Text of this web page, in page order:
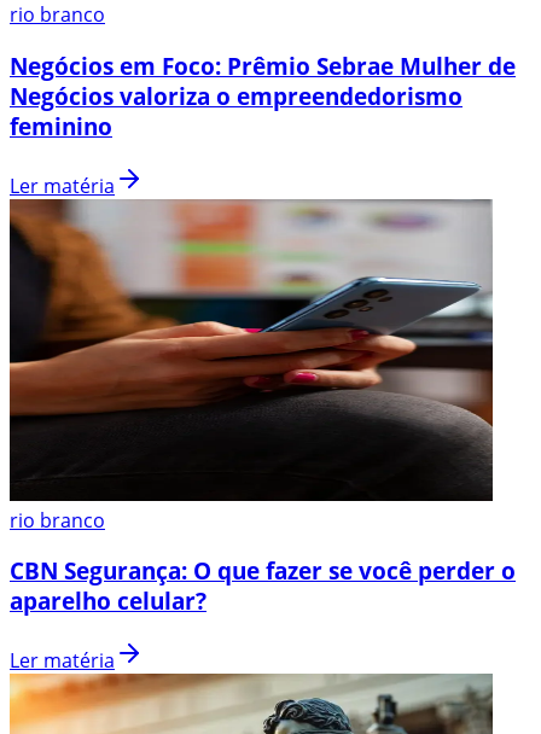
rio branco
Negócios em Foco: Prêmio Sebrae Mulher de
Negócios valoriza o empreendedorismo
feminino
Ler matéria
rio branco
CBN Segurança: O que fazer se você perder o
aparelho celular?
Ler matéria